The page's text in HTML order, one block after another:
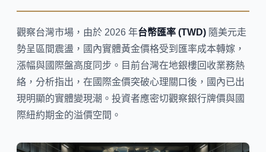
觀察台灣市場，由於 2026 年台幣匯率 (TWD) 隨美元走
勢呈區間震盪，國內實體黃金價格受到匯率成本轉嫁，
漲幅與國際盤高度同步。目前台灣在地銀樓回收業務熱
絡，分析指出，在國際金價突破心理關口後，國內已出
現明顯的實體變現潮。投資者應密切觀察銀行牌價與國
際紐約期金的溢價空間。